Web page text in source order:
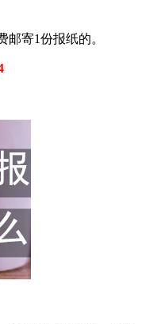
寄1份报纸的。